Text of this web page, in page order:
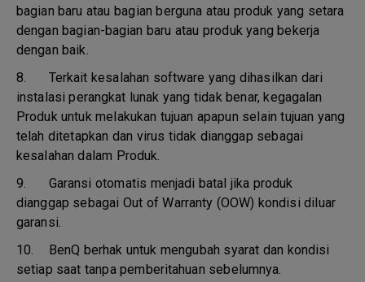
bagian baru atau bagian berguna atau produk yang setara
dengan bagian-bagian baru atau produk yang bekerja
dengan baik.
8. Terkait kesalahan software yang dihasilkan dari
instalasi perangkat lunak yang tidak benar, kegagalan
Produk untuk melakukan tujuan apapun selain tujuan yang
telah ditetapkan dan virus tidak dianggap sebagai
kesalahan dalam Produk.
9. Garansi otomatis menjadi batal jika produk
dianggap sebagai Out of Warranty (OOW) kondisi diluar
garansi.
10. BenQ berhak untuk mengubah syarat dan kondisi
setiap saat tanpa pemberitahuan sebelumnya.